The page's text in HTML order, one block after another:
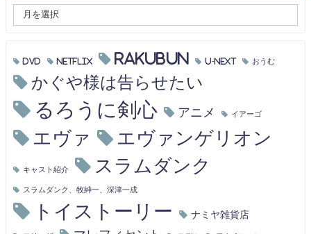
DVD Netflix RAKUBUN U-NEXT おうむ
かぐや様は告らせたい
るろうに剣心 アニメ イアーゴ
エヴァ エヴァンゲリオン
キャスト紹介 スラムダンク
スラムダンク、牧紳一、深津一成
トイストーリー ナミヤ雑貨店